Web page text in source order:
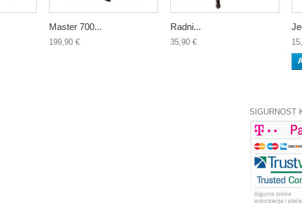
Master 700...
199,90 €
Radni...
35,90 €
SIGURNOST